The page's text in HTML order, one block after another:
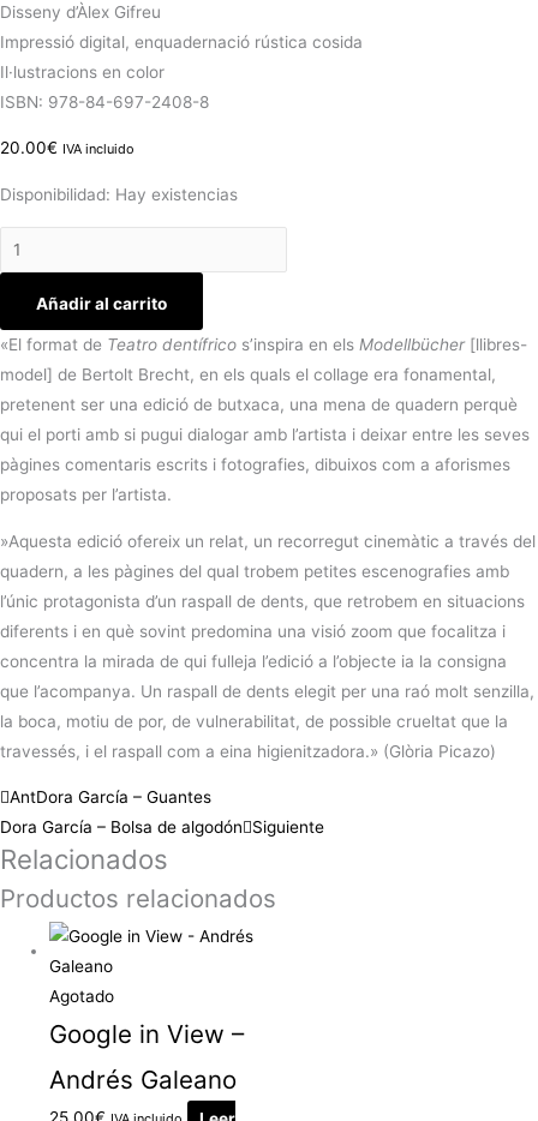
Disseny d’Àlex Gifreu
Impressió digital, enquadernació rústica cosida
Il·lustracions en color
ISBN: 978-84-697-2408-8
20.00€ IVA incluido
Disponibilidad: Hay existencias
Añadir al carrito
«El format de Teatro dentífrico s’inspira en els Modellbücher[llibres-
model] de Bertolt Brecht, en els quals el collage era fonamental,
pretenent ser una edició de butxaca, una mena de quadern perquè
qui el porti amb si pugui dialogar amb l’artista i deixar entre les seves
pàgines comentaris escrits i fotografies, dibuixos com a aforismes
proposats per l’artista.
»Aquesta edició ofereix un relat, un recorregut cinemàtic a través del
quadern, a les pàgines del qual trobem petites escenografies amb
l’únic protagonista d’un raspall de dents, que retrobem en situacions
diferents i en què sovint predomina una visió zoom que focalitza i
concentra la mirada de qui fulleja l’edició a l’objecte ia la consigna
que l’acompanya. Un raspall de dents elegit per una raó molt senzilla,
la boca, motiu de por, de vulnerabilitat, de possible crueltat que la
travessés, i el raspall com a eina higienitzadora.» (Glòria Picazo)
AntDora García – Guantes
Dora García – Bolsa de algodón
Siguiente
Relacionados
Productos relacionados
Agotado
Google in View –
Andrés Galeano